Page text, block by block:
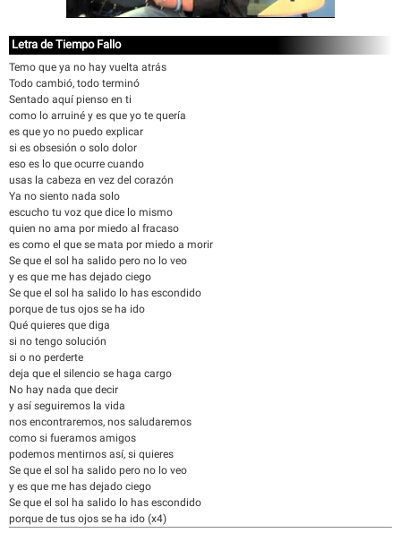
Letra de Tiempo Fallo
Temo que ya no hay vuelta atrás
Todo cambió, todo terminó
Sentado aquí pienso en ti
como lo arruiné y es que yo te quería
es que yo no puedo explicar
si es obsesión o solo dolor
eso es lo que ocurre cuando
usas la cabeza en vez del corazón
Ya no siento nada solo
escucho tu voz que dice lo mismo
quien no ama por miedo al fracaso
es como el que se mata por miedo a morir
Se que el sol ha salido pero no lo veo
y es que me has dejado ciego
Se que el sol ha salido lo has escondido
porque de tus ojos se ha ido
Qué quieres que diga
si no tengo solución
si o no perderte
deja que el silencio se haga cargo
No hay nada que decir
y así seguiremos la vida
nos encontraremos, nos saludaremos
como si fueramos amigos
podemos mentirnos así, si quieres
Se que el sol ha salido pero no lo veo
y es que me has dejado ciego
Se que el sol ha salido lo has escondido
porque de tus ojos se ha ido (x4)